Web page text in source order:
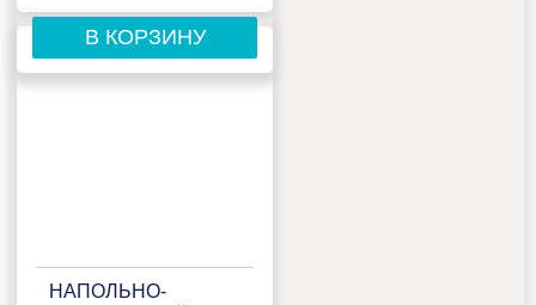
В КОРЗИНУ
НАПОЛЬНО-